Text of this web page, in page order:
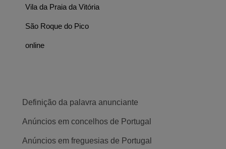
Vila da Praia da Vitória
São Roque do Pico
online
Definição da palavra anunciante
Anúncios em concelhos de Portugal
Anúncios em freguesias de Portugal